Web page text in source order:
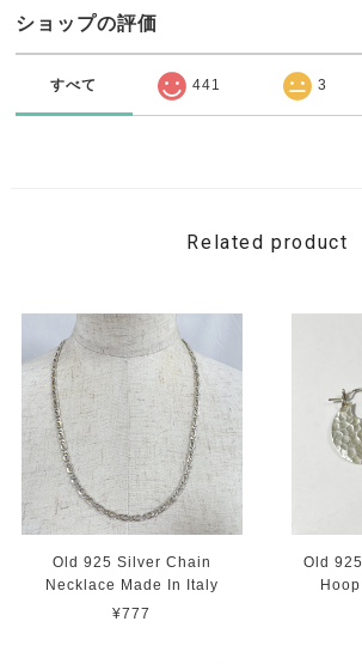
ショップの評価
すべて 441 3
Related product
Old 925 Silver Chain
Necklace Made In Italy
¥777
Old